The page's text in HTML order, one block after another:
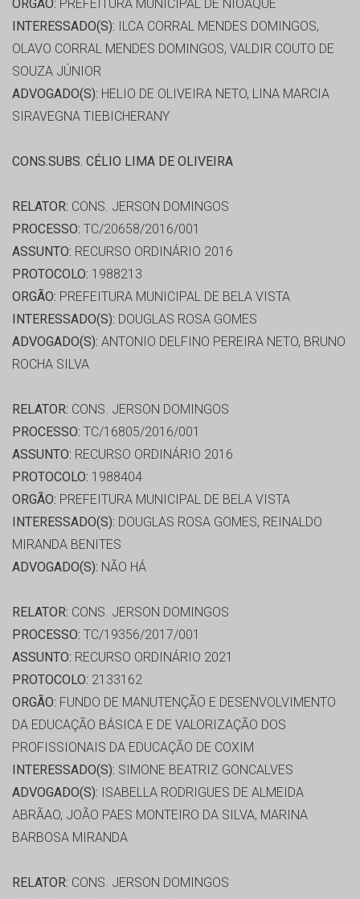
ORGÃO: PREFEITURA MUNICIPAL DE NIOAQUE
INTERESSADO(S): ILCA CORRAL MENDES DOMINGOS,
OLAVO CORRAL MENDES DOMINGOS, VALDIR COUTO DE
SOUZA JÚNIOR
ADVOGADO(S): HELIO DE OLIVEIRA NETO, LINA MARCIA
SIRAVEGNA TIEBICHERANY
CONS.SUBS. CÉLIO LIMA DE OLIVEIRA
RELATOR: CONS. JERSON DOMINGOS
PROCESSO: TC/20658/2016/001
ASSUNTO: RECURSO ORDINÁRIO 2016
PROTOCOLO: 1988213
ORGÃO: PREFEITURA MUNICIPAL DE BELA VISTA
INTERESSADO(S): DOUGLAS ROSA GOMES
ADVOGADO(S): ANTONIO DELFINO PEREIRA NETO, BRUNO
ROCHA SILVA
RELATOR: CONS. JERSON DOMINGOS
PROCESSO: TC/16805/2016/001
ASSUNTO: RECURSO ORDINÁRIO 2016
PROTOCOLO: 1988404
ORGÃO: PREFEITURA MUNICIPAL DE BELA VISTA
INTERESSADO(S): DOUGLAS ROSA GOMES, REINALDO
MIRANDA BENITES
ADVOGADO(S): NÃO HÁ
RELATOR: CONS. JERSON DOMINGOS
PROCESSO: TC/19356/2017/001
ASSUNTO: RECURSO ORDINÁRIO 2021
PROTOCOLO: 2133162
ORGÃO: FUNDO DE MANUTENÇÃO E DESENVOLVIMENTO
DA EDUCAÇÃO BÁSICA E DE VALORIZAÇÃO DOS
PROFISSIONAIS DA EDUCAÇÃO DE COXIM
INTERESSADO(S): SIMONE BEATRIZ GONCALVES
ADVOGADO(S): ISABELLA RODRIGUES DE ALMEIDA
ABRÃAO, JOÃO PAES MONTEIRO DA SILVA, MARINA
BARBOSA MIRANDA
RELATOR: CONS. JERSON DOMINGOS